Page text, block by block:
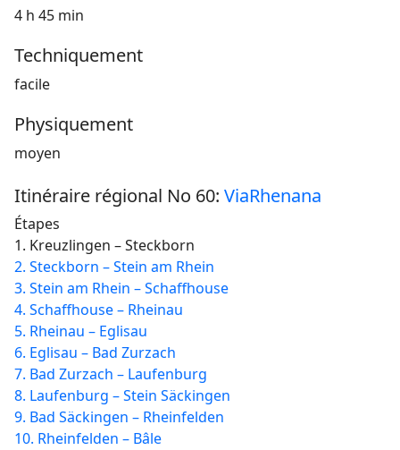
4 h 45 min
Techniquement
facile
Physiquement
moyen
Itinéraire régional No 60: ViaRhenana
Étapes
1. Kreuzlingen – Steckborn
2. Steckborn – Stein am Rhein
3. Stein am Rhein – Schaffhouse
4. Schaffhouse – Rheinau
5. Rheinau – Eglisau
6. Eglisau – Bad Zurzach
7. Bad Zurzach – Laufenburg
8. Laufenburg – Stein Säckingen
9. Bad Säckingen – Rheinfelden
10. Rheinfelden – Bâle